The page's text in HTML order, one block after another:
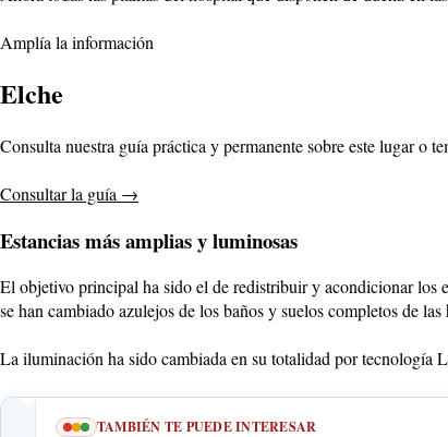
Amplía la información
Elche
Consulta nuestra guía práctica y permanente sobre este lugar o
Consultar la guía →
Estancias más amplias y luminosas
El objetivo principal ha sido el de redistribuir y acondicionar los
se han cambiado azulejos de los baños y suelos completos de
La iluminación ha sido cambiada en su totalidad por tecnología
TAMBIÉN TE PUEDE INTERESAR